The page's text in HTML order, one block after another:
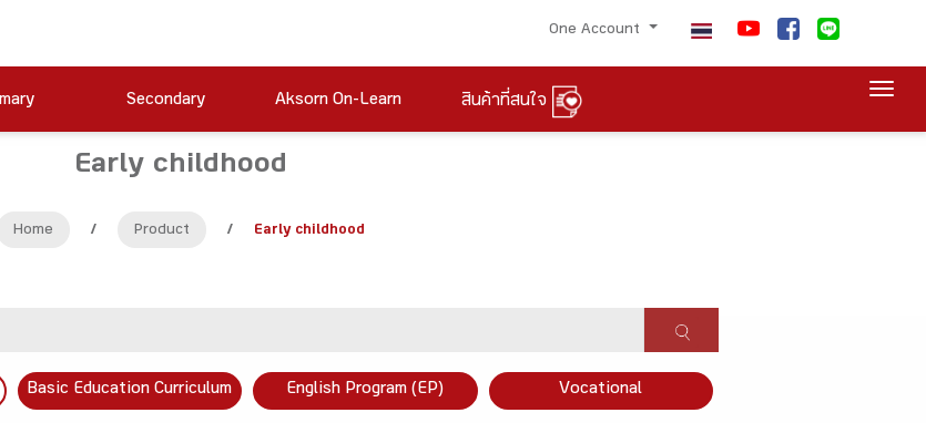
One Account
Secondary Aksorn On-Learn สินค้าที่สนใจ
Early childhood
Home / Product / Early childhood
Basic Education Curriculum English Program (EP) Vocational